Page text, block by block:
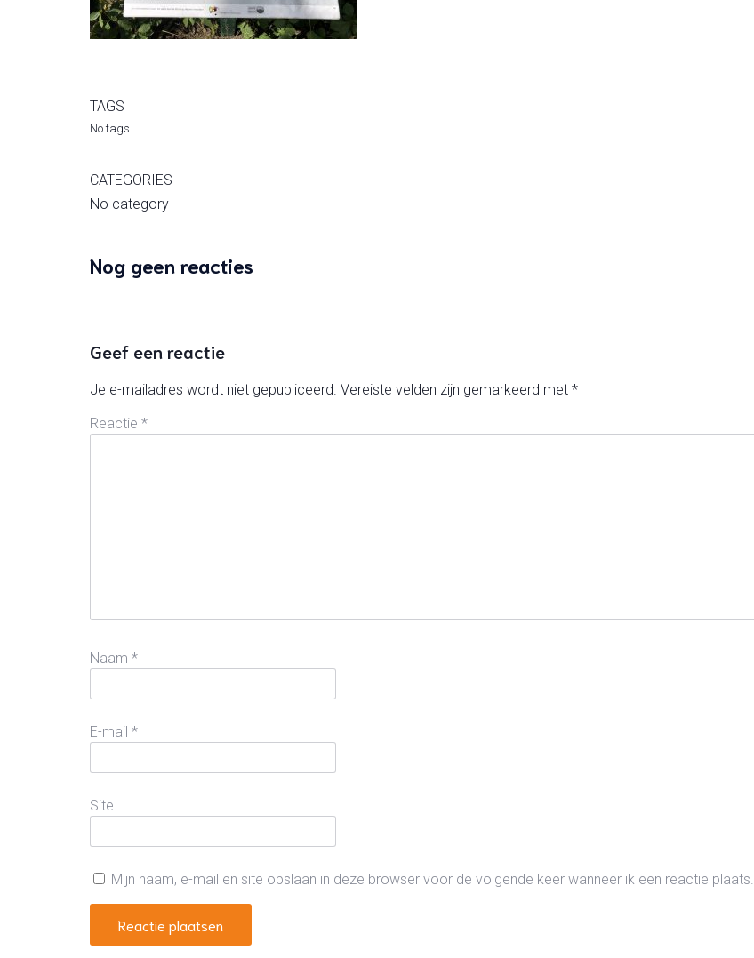
TAGS
No tags
CATEGORIES
No category
Nog geen reacties
Geef een reactie
Je e-mailadres wordt niet gepubliceerd. Vereiste velden zijn gemarkeerd met *
Reactie *
Naam *
E-mail *
Site
Mijn naam, e-mail en site opslaan in deze browser voor de volgende keer wanneer ik een reactie plaats.